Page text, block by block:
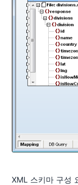
XML 스키마 구성